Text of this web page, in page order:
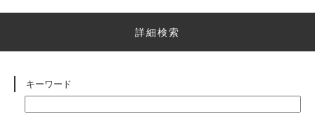
詳細検索
キーワード